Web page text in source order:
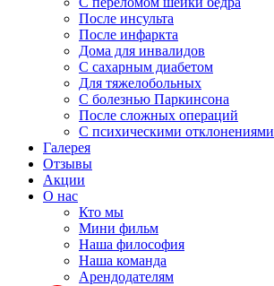
После инсульта
После инфаркта
Дома для инвалидов
С сахарным диабетом
Для тяжелобольных
С болезнью Паркинсона
После сложных операций
С психическими отклонениями
Галерея
Отзывы
Акции
О нас
Кто мы
Мини фильм
Наша философия
Наша команда
Арендодателям